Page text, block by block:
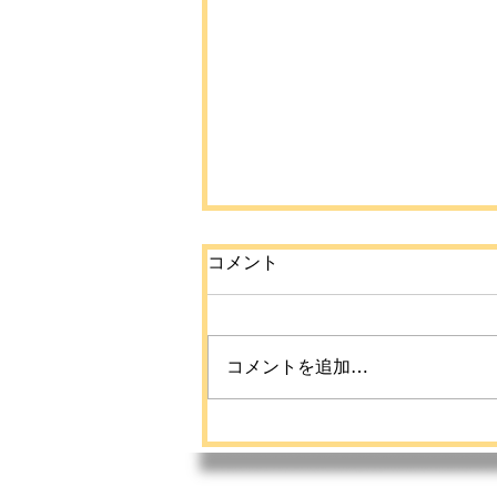
夏休み教育活動】のご案内
📣
コメント
コメントを追加…